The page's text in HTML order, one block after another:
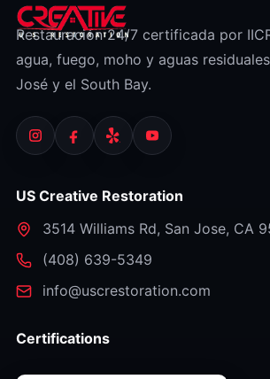
confirme con su aseguradora.)
Restauración 24/7 certificada por
agua, fuego, moho y aguas
José y el South Bay.
US Creative Restoration
3514 Williams Rd, San Jose, CA
⁦(408) 639-5349⁩
info@uscrestoration.com
Certifications